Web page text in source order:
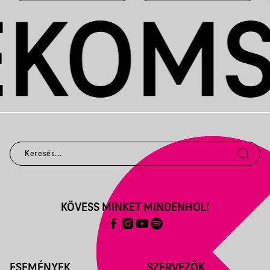
KÖVESS MINKET MINDENHOL!